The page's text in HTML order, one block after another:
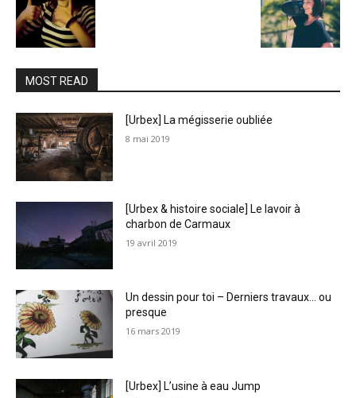
MOST READ
[Urbex] La mégisserie oubliée
8 mai 2019
[Urbex & histoire sociale] Le lavoir à
charbon de Carmaux
19 avril 2019
Un dessin pour toi – Derniers travaux… ou
presque
16 mars 2019
[Urbex] L’usine à eau Jump